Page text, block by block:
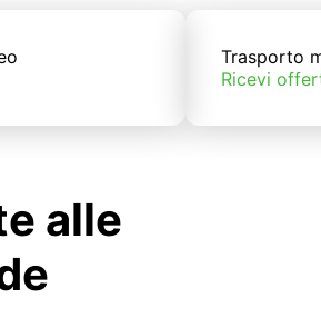
Trasporto
Ricevi
alle